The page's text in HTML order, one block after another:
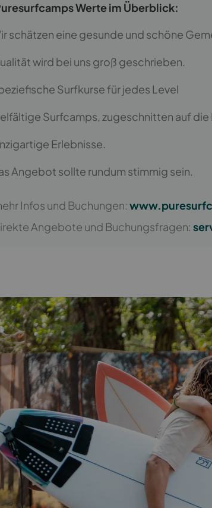
Werte im Überblick:
schätzen eine gesunde und schöne
wird bei uns groß geschrieben.
Surfkurse für jedes Level
Surfcamps, zugeschnitten auf
Erlebnisse.
Angebot sollte rundum stimmig sein.
Infos und Buchungen:
Angebote und Buchungsfragen: